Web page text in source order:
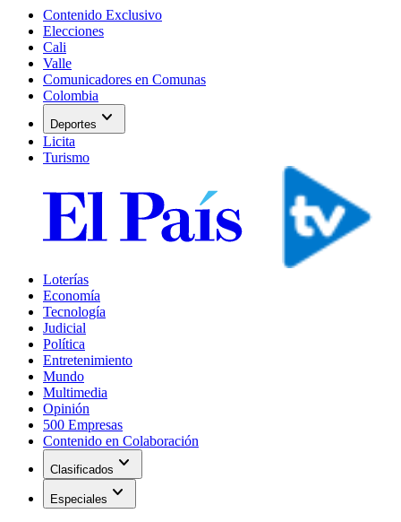
Contenido Exclusivo
Elecciones
Cali
Valle
Comunicadores en Comunas
Colombia
Deportes expand_more
Licita
Turismo
Loterías
Economía
Tecnología
Judicial
Política
Entretenimiento
Mundo
Multimedia
Opinión
500 Empresas
Contenido en Colaboración
Clasificados expand_more
Especiales expand_more